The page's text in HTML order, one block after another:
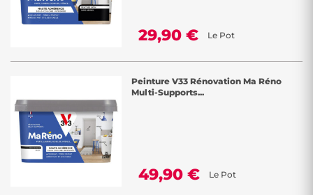
29,90 € Le Pot
Peinture V33 Rénovation Ma Réno
Multi-Supports...
49,90 € Le Pot